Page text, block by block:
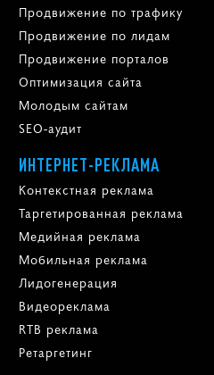
Продвижение по трафику
Продвижение по лидам
Продвижение порталов
Оптимизация сайта
Молодым сайтам
SEO-аудит
ИНТЕРНЕТ-РЕКЛАМА
Контекстная реклама
Таргетированная реклама
Медийная реклама
Мобильная реклама
Лидогенерация
Видеореклама
RTB реклама
Ретаргетинг